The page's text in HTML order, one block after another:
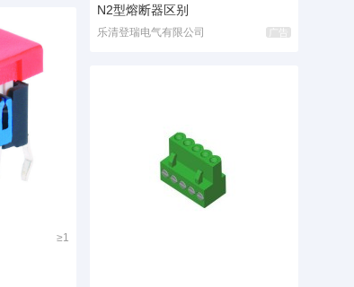
≥1
N2型熔断器区别
乐清登瑞电气有限公司 广告